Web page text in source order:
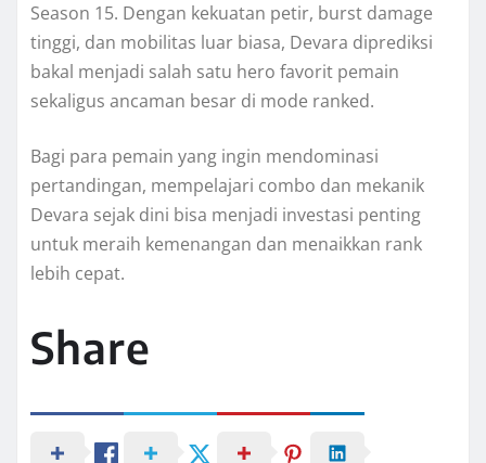
Season 15. Dengan kekuatan petir, burst damage
tinggi, dan mobilitas luar biasa, Devara diprediksi
bakal menjadi salah satu hero favorit pemain
sekaligus ancaman besar di mode ranked.
Bagi para pemain yang ingin mendominasi
pertandingan, mempelajari combo dan mekanik
Devara sejak dini bisa menjadi investasi penting
untuk meraih kemenangan dan menaikkan rank
lebih cepat.
Share